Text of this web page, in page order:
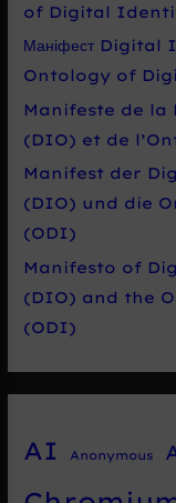
of Digital
Маніфест
Ontology of
Manifeste de
(DIO) et de
Manifest der
(DIO) und die
(ODI)
Manifesto of
(DIO) and the
(ODI)
AI Anonymous